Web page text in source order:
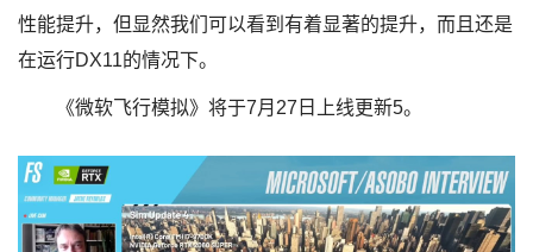
性能提升，但显然我们可以看到有着显著的提升，而且还是
在运行DX11的情况下。
《微软飞行模拟》将于7月27日上线更新5。